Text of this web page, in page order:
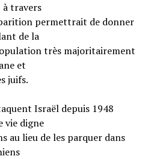
à travers
permettrait de donner
de la
très majoritairement
et
juifs.
Israël depuis 1948
vie digne
au lieu de les parquer dans